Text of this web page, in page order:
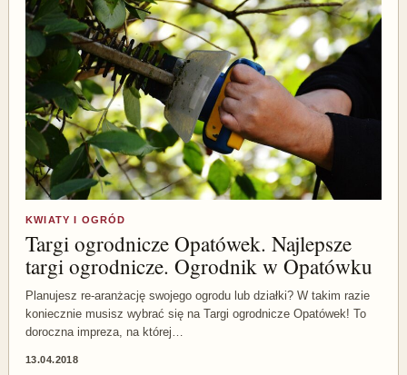
KWIATY I OGRÓD
Targi ogrodnicze Opatówek. Najlepsze
targi ogrodnicze. Ogrodnik w Opatówku
Planujesz re-aranżację swojego ogrodu lub działki? W takim razie
koniecznie musisz wybrać się na Targi ogrodnicze Opatówek! To
doroczna impreza, na której…
13.04.2018